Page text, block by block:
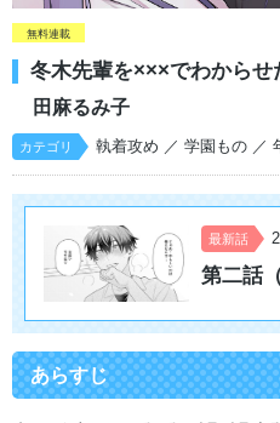
無料連載
冬木先輩を×××でわからせ
田麻るみ子
カテゴリ 執着攻め ／ 学園もの ／
最新話
第二話
あらすじ